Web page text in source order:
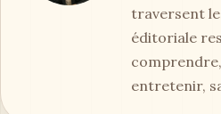
traversent
éditoriale
entretenir,